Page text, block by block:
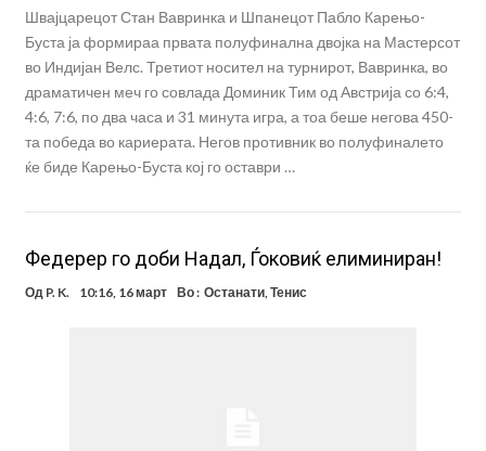
Швајцарецот Стан Вавринка и Шпанецот Пабло Карењо-
Буста ја формираа првата полуфинална двојка на Мастерсот
во Индијан Велс. Третиот носител на турнирот, Вавринка, во
драматичен меч го совлада Доминик Тим од Австрија со 6:4,
4:6, 7:6, по два часа и 31 минута игра, а тоа беше негова 450-
та победа во кариерата. Негов противник во полуфиналето
ќе биде Карењо-Буста кој го оставри …
Федерер го доби Надал, Ѓоковиќ елиминиран!
Од P. K. 10:16, 16 март Во : Останати,Тенис